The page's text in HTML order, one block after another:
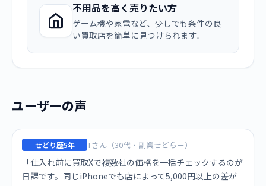
不用品を高く売りたい方
ゲーム機や家電など、少しでも条件の良
い買取店を簡単に見つけられます。
ユーザーの声
せどり歴5年 Tさん（30代・副業せどらー）
「仕入れ前に買取Xで複数社の価格を一括チェックするのが
日課です。同じiPhoneでも店によって5,000円以上の差が